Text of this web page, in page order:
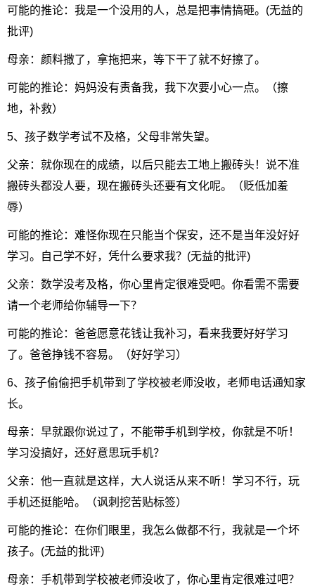
可能的推论：我是一个没用的人，总是把事情搞砸。(无益的
批评)
母亲：颜料撒了，拿拖把来，等下干了就不好擦了。
可能的推论：妈妈没有责备我，我下次要小心一点。（擦
地，补救）
5、孩子数学考试不及格，父母非常失望。
父亲：就你现在的成绩，以后只能去工地上搬砖头！说不准
搬砖头都没人要，现在搬砖头还要有文化呢。（贬低加羞
辱）
可能的推论：难怪你现在只能当个保安，还不是当年没好好
学习。自己学不好，凭什么要求我？(无益的批评)
父亲：数学没考及格，你心里肯定很难受吧。你看需不需要
请一个老师给你辅导一下？
可能的推论：爸爸愿意花钱让我补习，看来我要好好学习
了。爸爸挣钱不容易。（好好学习）
6、孩子偷偷把手机带到了学校被老师没收，老师电话通知家
长。
母亲：早就跟你说过了，不能带手机到学校，你就是不听！
学习没搞好，还好意思玩手机？
父亲：他一直就是这样，大人说话从来不听！学习不行，玩
手机还挺能哈。（讽刺挖苦贴标签）
可能的推论：在你们眼里，我怎么做都不行，我就是一个坏
孩子。(无益的批评)
母亲：手机带到学校被老师没收了，你心里肯定很难过吧？